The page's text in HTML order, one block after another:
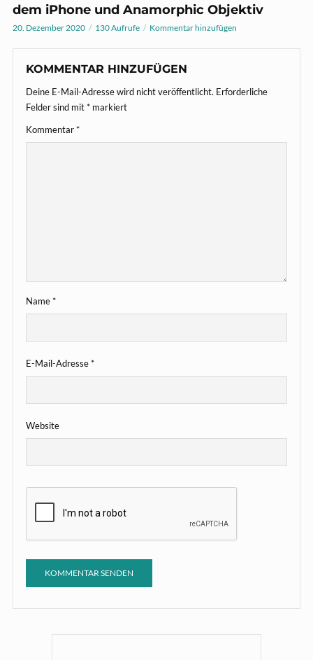
dem iPhone und Anamorphic Objektiv
20. Dezember 2020 130 Aufrufe Kommentar hinzufügen
KOMMENTAR HINZUFÜGEN
Deine E-Mail-Adresse wird nicht veröffentlicht. Erforderliche
Felder sind mit* markiert
Kommentar*
Name*
E-Mail-Adresse*
Website